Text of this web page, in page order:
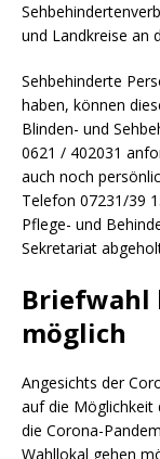
und Landkreise an
Sehbehinderte
haben, können
Blinden- und
0621 / 402031
auch noch
Telefon 07231/39
Pflege- und
Sekretariat
Briefwahl
möglich
Angesichts der
auf die Möglichkeit
die Corona-
Wahllokal gehen